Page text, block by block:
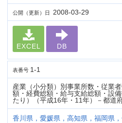
公開（更新）日 2008-03-29
EXCEL DB
表番号 1-1
産業（小分類）別事業所数・従業
額・経費総額・給与支給総額・設
たり）（平成16年・11年）－都道
香川県，愛媛県，高知県，福岡県